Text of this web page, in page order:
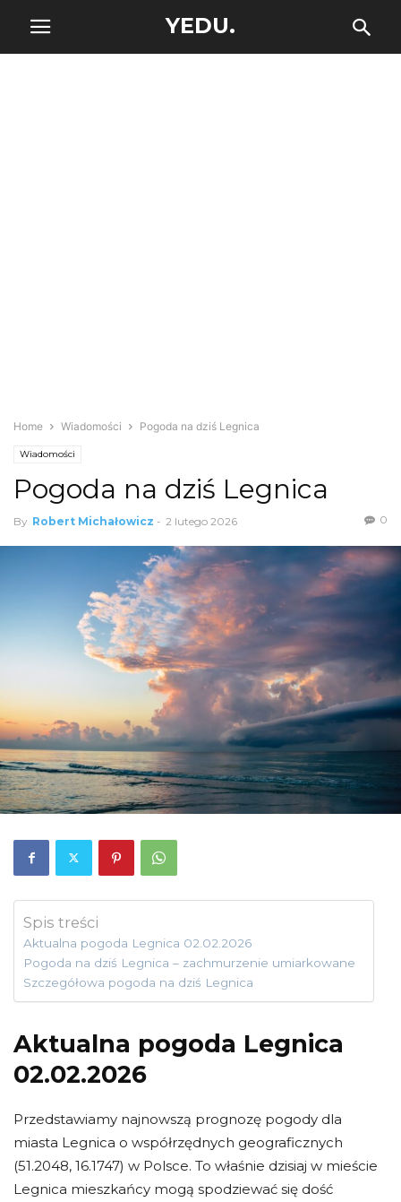
YEDU.
Home Wiadomości Pogoda na dziś Legnica
Wiadomości
Pogoda na dziś Legnica
By Robert Michałowicz - 2 lutego 2026 0
Spis treści
Aktualna pogoda Legnica 02.02.2026
Pogoda na dziś Legnica – zachmurzenie umiarkowane
Szczegółowa pogoda na dziś Legnica
Aktualna pogoda Legnica
02.02.2026
Przedstawiamy najnowszą prognozę pogody dla
miasta Legnica o współrzędnych geograficznych
(51.2048, 16.1747) w Polsce. To właśnie dzisiaj w mieście
Legnica mieszkańcy mogą spodziewać się dość